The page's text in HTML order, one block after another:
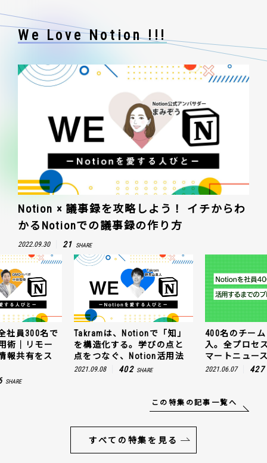
We Love Notion !!!
Notion × 議事録を攻略しよう！ イチからわ
かるNotionでの議事録の作り方
2022.09.30 21 SHARE
Takramは、Notionで「知」
を構造化する。学びの点と
点をつなぐ、Notion活用法
SHARE
400名のチームにNotion導
入。全プロセスを公開！ス
マートニュースの場合
2021.06.07 SHARE
この特集の記事一覧へ
すべての特集を見る